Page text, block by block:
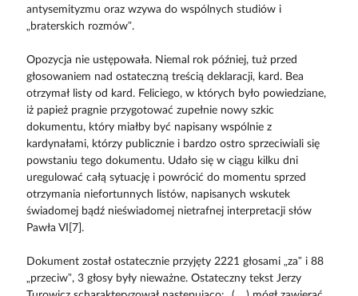
antysemityzmu oraz wzywa do wspólnych studiów i
„braterskich rozmów”.
Opozycja nie ustępowała. Niemal rok później, tuż przed
głosowaniem nad ostateczną treścią deklaracji, kard. Bea
otrzymał listy od kard. Feliciego, w których było powiedziane,
iż papież pragnie przygotować zupełnie nowy szkic
dokumentu, który miałby być napisany wspólnie z
kardynałami, którzy publicznie i bardzo ostro sprzeciwiali się
powstaniu tego dokumentu. Udało się w ciągu kilku dni
uregulować całą sytuację i powrócić do momentu sprzed
otrzymania niefortunnych listów, napisanych wskutek
świadomej bądź nieświadomej nietrafnej interpretacji słów
Pawła VI[7].
Dokument został ostatecznie przyjęty 2221 głosami „za” i 88
„przeciw”, 3 głosy były nieważne. Ostateczny tekst Jerzy